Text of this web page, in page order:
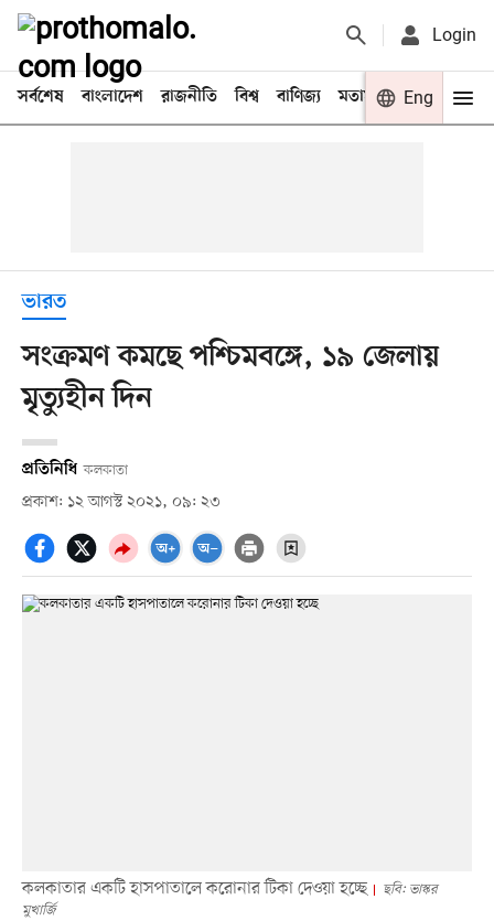
Login
সর্বশেষ বাংলাদেশ রাজনীতি বিশ্ব বাণিজ্য মতামত খেলা
Eng
ভারত
সংক্রমণ কমছে পশ্চিমবঙ্গে, ১৯ জেলায়
মৃত্যুহীন দিন
প্রতিনিধি কলকাতা
প্রকাশ: ১২ আগস্ট ২০২১, ০৯: ২৩
কলকাতার একটি হাসপাতালে করোনার টিকা দেওয়া হচ্ছে
ছবি: ভাস্কর
মুখার্জি